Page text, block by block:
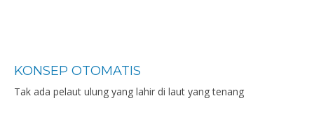
KONSEP OTOMATIS
Tak ada pelaut ulung yang lahir di laut yang tenang